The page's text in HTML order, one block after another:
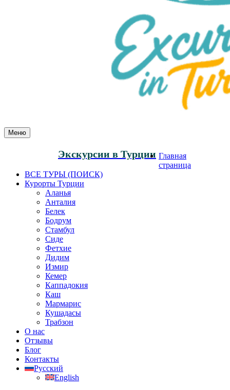
Меню
Экскурсии в Турции Главная
страница
ВСЕ ТУРЫ (ПОИСК)
Курорты Турции
Аланья
Анталия
Белек
Бодрум
Стамбул
Сиде
Фетхие
Дидим
Измир
Кемер
Каппадокия
Каш
Мармарис
Кушадасы
Трабзон
О нас
Отзывы
Блог
Контакты
Русский
English